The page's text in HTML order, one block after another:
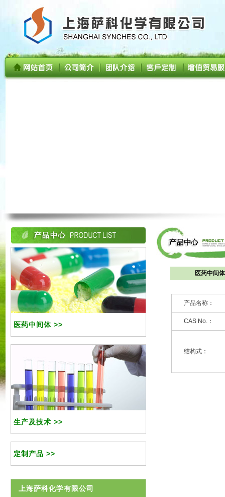
医药中间体 >>
生产及技术 >>
定制产品 >>
上海萨科化学有限公司
医药中间体
产品名称：
CAS No.：
结构式：